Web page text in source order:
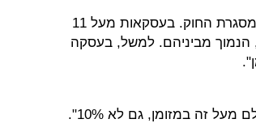
ברכה: "עסקאות עד 11 אלף שקל לא נכנסות כלל למסגרת החוק. בעסקאות מעל 11
אלף שקל או 10% מהעסקה, הנמוך מביניהם. למשל, בעסקה